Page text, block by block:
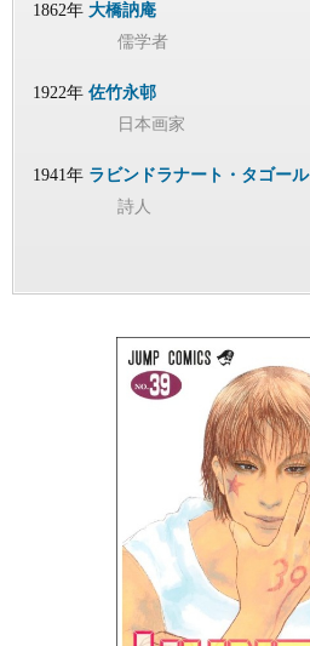
1862年 大橋訥庵
儒学者
1922年 佐竹永邨
日本画家
1941年 ラビンドラナート・タゴール
詩人